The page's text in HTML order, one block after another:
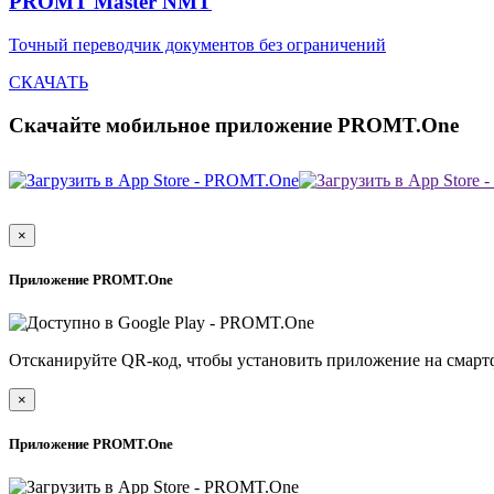
Точный переводчик документов без ограничений
СКАЧАТЬ
Скачайте мобильное приложение PROMT.One
×
Приложение PROMT.One
Отсканируйте QR-код, чтобы установить приложение на
×
Приложение PROMT.One